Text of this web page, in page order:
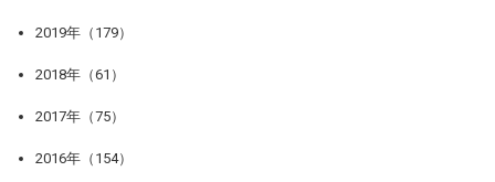
2019年（179）
2018年（61）
2017年（75）
2016年（154）